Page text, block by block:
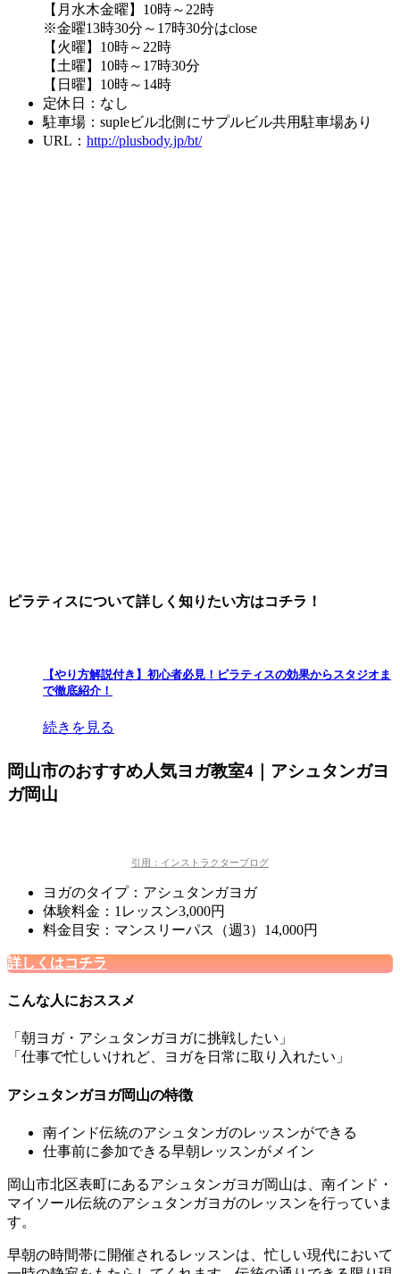
【月水木金曜】10時～22時
※金曜13時30分～17時30分はclose
【火曜】10時～22時
【土曜】10時～17時30分
【日曜】10時～14時
定休日：なし
駐車場：supleビル北側にサプルビル共用駐車場あり
URL： http://plusbody.jp/bt/
ピラティスについて詳しく知りたい方はコチラ！
【やり方解説付き】初心者必見！ピラティスの効果からスタジオま
で徹底紹介！
続きを見る
岡山市のおすすめ人気ヨガ教室4｜アシュタンガヨ
ガ岡山
引用：インストラクターブログ
ヨガのタイプ：アシュタンガヨガ
体験料金：1レッスン3,000円
料金目安：マンスリーパス（週3）14,000円
詳しくはコチラ
こんな人におススメ
「朝ヨガ・アシュタンガヨガに挑戦したい」
「仕事で忙しいけれど、ヨガを日常に取り入れたい」
アシュタンガヨガ岡山の特徴
南インド伝統のアシュタンガのレッスンができる
仕事前に参加できる早朝レッスンがメイン
岡山市北区表町にあるアシュタンガヨガ岡山は、南インド・
マイソール伝統のアシュタンガヨガのレッスンを行っていま
す。
早朝の時間帯に開催されるレッスンは、忙しい現代において